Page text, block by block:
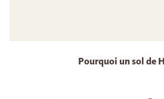
Pourquoi un sol de